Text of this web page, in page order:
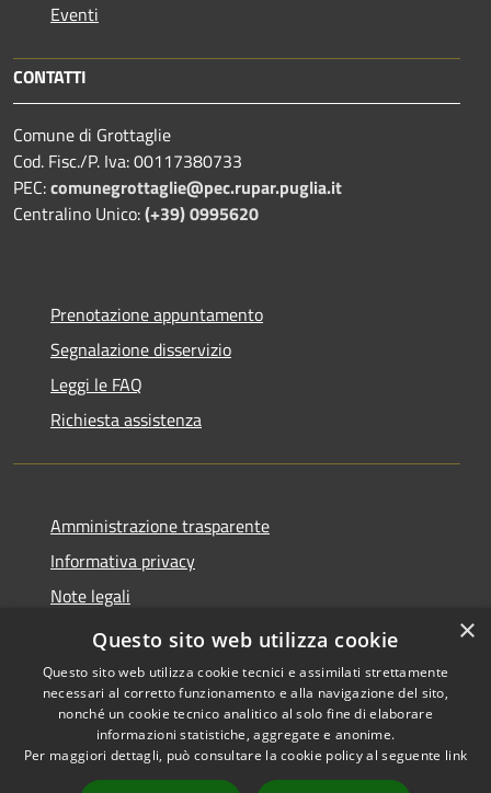
Eventi
CONTATTI
Comune di Grottaglie
Cod. Fisc./P. Iva: 00117380733
PEC:comunegrottaglie@pec.rupar.puglia.it
Centralino Unico:(+39) 0995620
Prenotazione appuntamento
Segnalazione disservizio
Leggi le FAQ
Richiesta assistenza
Amministrazione trasparente
Informativa privacy
Note legali
Dichiarazione di accessibilità
Accessibilità
Copyright © 2026 • Comune di
Grottaglie • Powered by
×
Questo sito web utilizza cookie
Questo sito web utilizza cookie tecnici e assimilati strettamente
necessari al corretto funzionamento e alla navigazione del sito,
nonché un cookie tecnico analitico al solo fine di elaborare
informazioni statistiche, aggregate e anonime.
Per maggiori dettagli, può consultare la cookie policy al seguente link